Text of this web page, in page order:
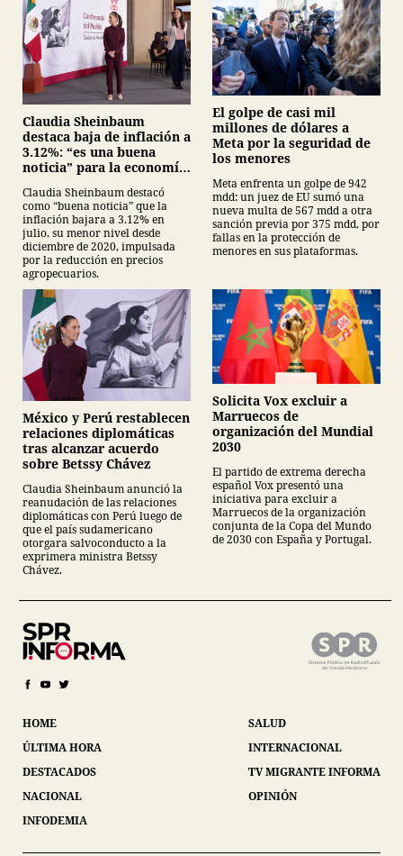
Claudia Sheinbaum
destaca baja de inflación a
3.12%: “es una buena
noticia” para la economía
Claudia Sheinbaum destacó
como “buena noticia” que la
inflación bajara a 3.12% en
julio, su menor nivel desde
diciembre de 2020, impulsada
por la reducción en precios
agropecuarios.
El golpe de casi mil
millones de dólares a
Meta por la seguridad de
los menores
Meta enfrenta un golpe de 942
mdd: un juez de EU sumó una
nueva multa de 567 mdd a otra
sanción previa por 375 mdd, por
fallas en la protección de
menores en sus plataformas.
México y Perú restablecen
relaciones diplomáticas
tras alcanzar acuerdo
sobre Betssy Chávez
Claudia Sheinbaum anunció la
reanudación de las relaciones
diplomáticas con Perú luego de
que el país sudamericano
otorgara salvoconducto a la
exprimera ministra Betssy
Chávez.
Solicita Vox excluir a
Marruecos de
organización del Mundial
2030
El partido de extrema derecha
español Vox presentó una
iniciativa para excluir a
Marruecos de la organización
conjunta de la Copa del Mundo
de 2030 con España y Portugal.
HOME
ÚLTIMA HORA
DESTACADOS
NACIONAL
INFODEMIA
SALUD
INTERNACIONAL
TV MIGRANTE INFORMA
OPINIÓN